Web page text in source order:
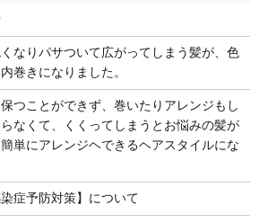
なりパサついて広がってしまう髪が、色
巻きになりました。
つことができず、巻いたりアレンジもし
なくて、くくってしまうとお悩みの髪が
単にアレンジヘできるヘアスタイルにな
症予防対策】について